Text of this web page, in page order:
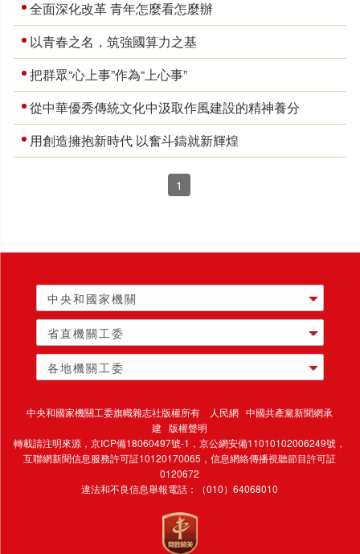
全面深化改革 青年怎麼看怎麼辦
以青春之名，筑強國算力之基
把群眾“心上事”作為“上心事”
從中華優秀傳統文化中汲取作風建設的精神養分
用創造擁抱新時代 以奮斗鑄就新輝煌
1
中央和國家機關
省直機關工委
各地機關工委
中央和國家機關工委旗幟雜志社版權所有 人民網 中國共產黨新聞網承
建 版權聲明
轉載請注明來源，京ICP備18060497號-1 ，京公網安備11010102006249號，
互聯網新聞信息服務許可証10120170065，信息網絡傳播視聽節目許可証
0120672
違法和不良信息舉報電話：（010）64068010